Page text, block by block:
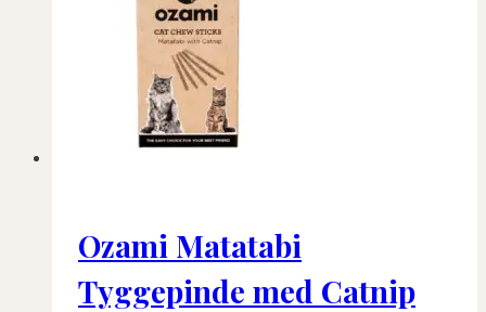
Ozami Matatabi
Tyggepinde med Catnip